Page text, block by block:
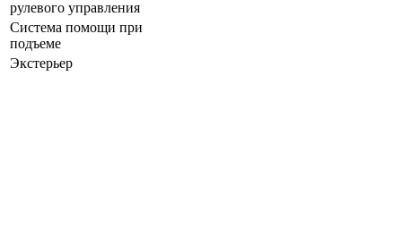
рулевого управления
Система помощи при
подъеме
Экстерьер